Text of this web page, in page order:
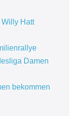
Willy Hatt
Damen
bekommen